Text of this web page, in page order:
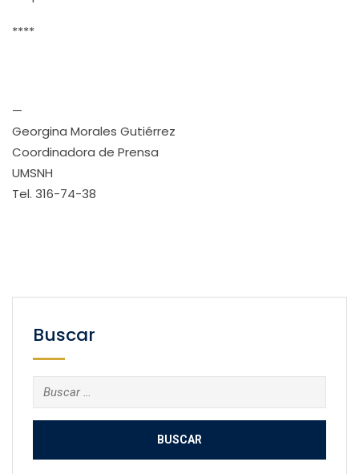
****
—
Georgina Morales Gutiérrez
Coordinadora de Prensa
UMSNH
Tel. 316-74-38
Buscar
Buscar: